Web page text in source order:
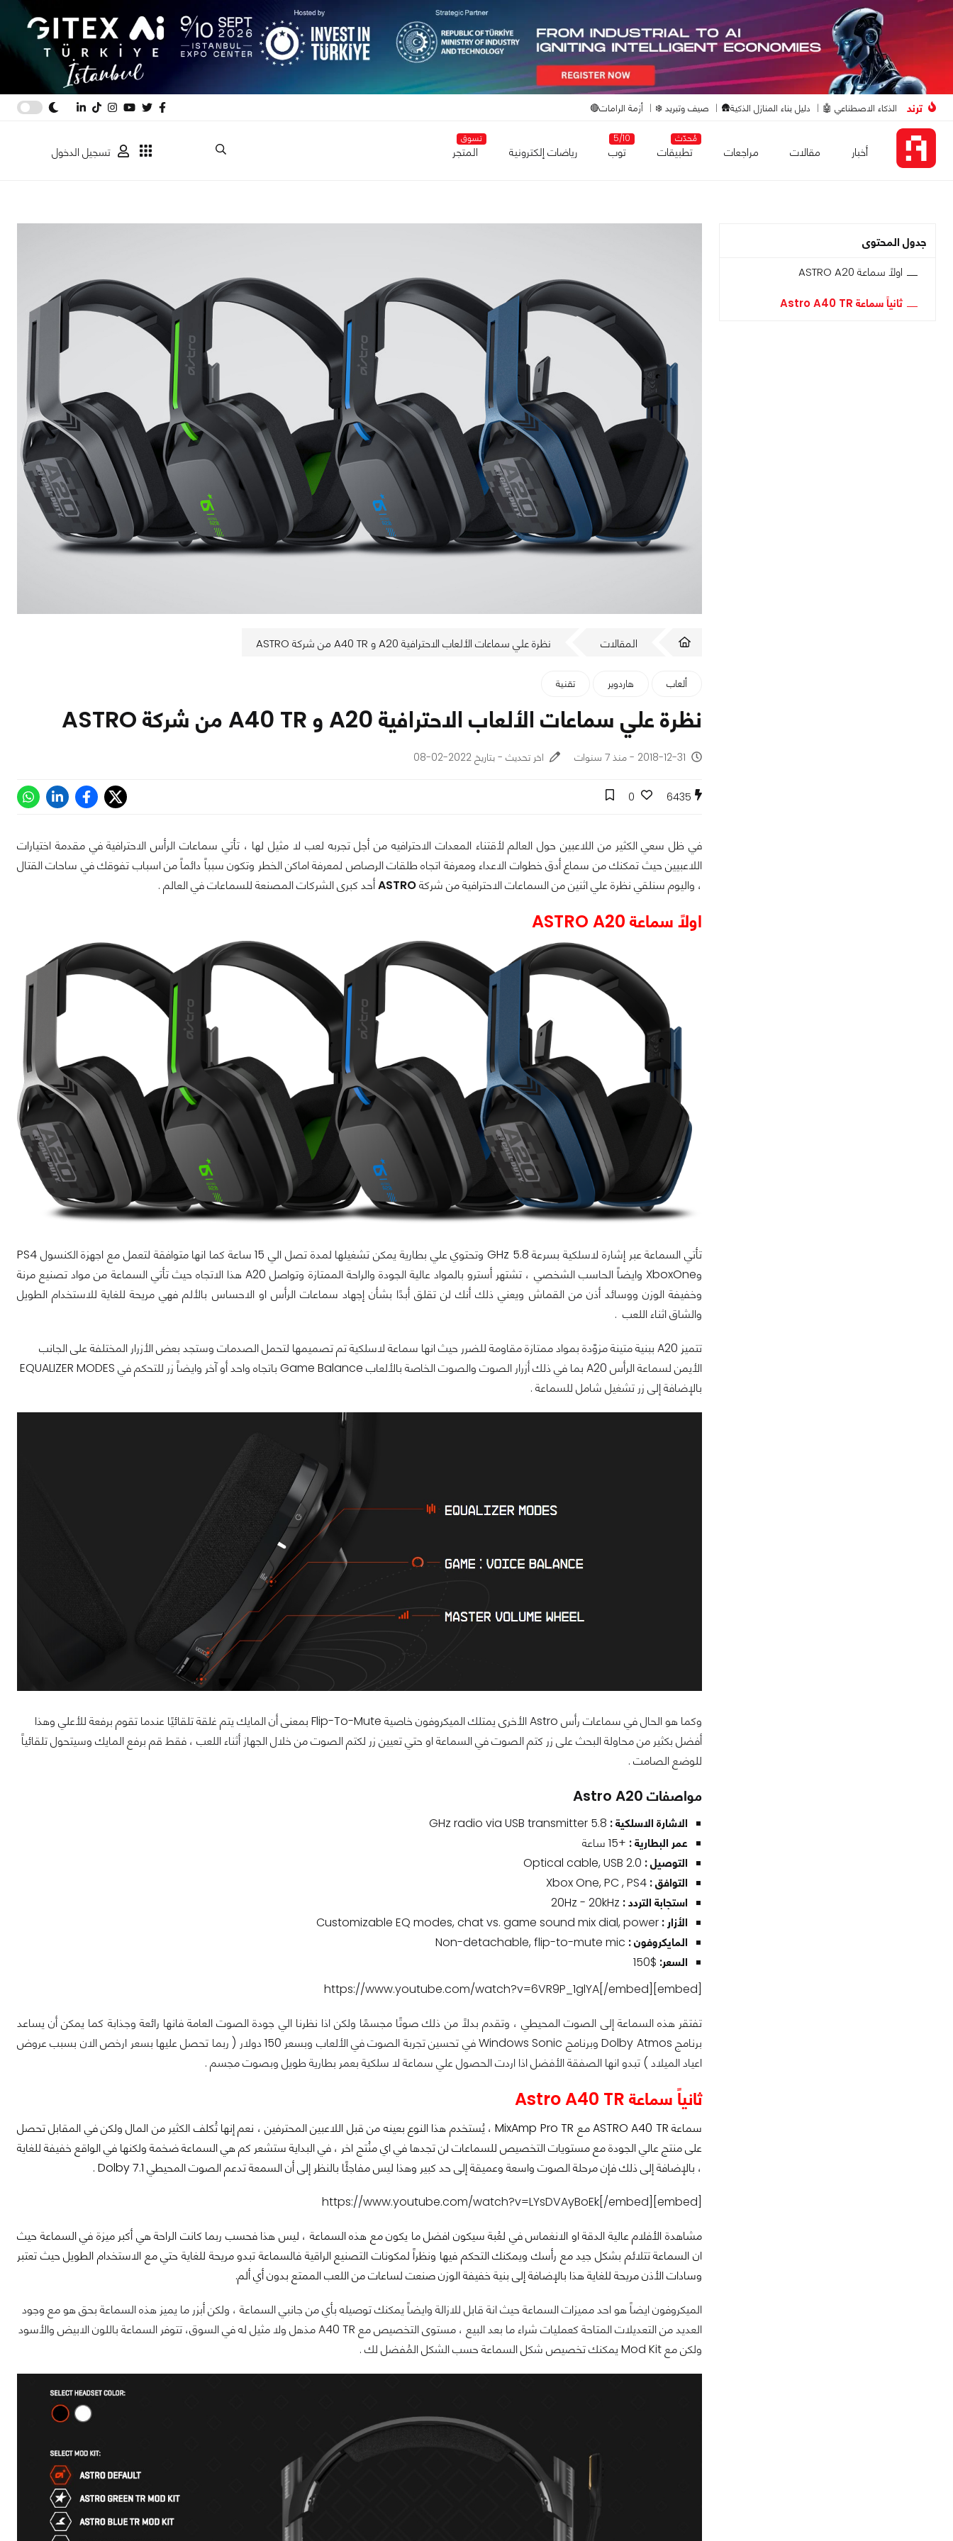
ترند الذكاء الاصطناعي 🤖 دليل بناء المنازل الذكية🛖 صيف وتبريد ❄️ أزمة الرامات🔴
أخبار مقالات مراجعات
مُحدّث
تطبيقات
5/10
توب رياضات إلكترونية
تسوق
المتجر تسجيل الدخول
جدول المحتوى
اولاً سماعة ASTRO A20
ثانياً سماعة Astro A40 TR
المقالات نظرة علي سماعات الألعاب الاحترافية A20 و A40 TR من شركة ASTRO
ألعاب هاردوير تقنية
نظرة علي سماعات الألعاب الاحترافية A20 و A40 TR من شركة ASTRO
2018-12-31 - منذ 7 سنوات اخر تحديث - بتاريخ 2022-02-08
6435
0
في ظل سعي الكثير من اللاعبين حول العالم لأقتناء المعدات الاحترافيه من أجل تجربه لعب لا مثيل لها ، تأتي سماعات الرأس الاحترافية في مقدمة اختيارات
اللاعبيين حيث تمكنك من سماع أدق خطوات الاعداء ومعرفة اتجاه طلقات الرصاص لمعرفة اماكن الخطر وتكون سبباً دائماً من اسباب تفوقك في ساحات القتال
، واليوم سنلقي نظرة علي اثنين من السماعات الاحترافية من شركةASTROأحد كبرى الشركات المصنعة للسماعات في العالم .
اولاً سماعة ASTRO A20
تأتي السماعة عبر إشارة لاسلكية بسرعة 5.8 GHz وتحتوي علي بطارية يمكن تشغيلها لمدة تصل الي 15 ساعة كما انها متوافقة لتعمل مع اجهزة الكنسول PS4
وXboxOne وايضاً الحاسب الشخصي ، تشتهر أسترو بالمواد عالية الجودة والراحة الممتازة وتواصل A20 هذا الاتجاه حيث تأتي السماعة من مواد تصنيع مرنة
وخفيفة الوزن ووسائد أذن من القماش ويعني ذلك أنك لن تقلق أبدًا بشأن إجهاد سماعات الرأس او الاحساس بالألم فهي مريحة للغاية للاستخدام الطويل
والشاق اثناء اللعب .
تتميز A20 ببنية متينة مزوّدة بمواد ممتازة مقاومة للضرر حيث انها سماعة لاسلكية تم تصميمها لتحمل الصدمات وستجد بعض الأزرار المختلفة على الجانب
الأيمن لسماعة الرأس A20 بما في ذلك أزرار الصوت والصوت الخاصة بالألعاب Game Balance باتجاه واحد أو آخر وايضاً زر للتحكم في EQUALIZER MODES
بالإضافة إلى زر تشغيل شامل للسماعة .
وكما هو الحال في سماعات رأس Astro الأخرى يمتلك الميكروفون خاصية Flip-To-Mute بمعنى أن المايك يتم غلقة تلقائيًا عندما تقوم برفعة للأعلي وهذا
أفضل بكثير من محاولة البحث على زر كتم الصوت في السماعة او حتي تعيين زر لكتم الصوت من خلال الجهاز أثناء اللعب ، فقط قم برفع المايك وسيتحول تلقائياً
للوضع الصامت .
مواصفات Astro A20
الاشارة الاسلكية :
عمر البطارية : +15 ساعة
التوصيل :
التوافق :
استجابة التردد :
الأزار :
المايكروفون :
السعر: $150
تفتقر هذه السماعة إلى الصوت المحيطي ، وتقدم بدلاً من ذلك صوتًا مجسمًا ولكن اذا نظرنا الي جودة الصوت العامة فانها رائعة وجذابة كما يمكن أن يساعد
برنامج Dolby Atmos وبرنامج Windows Sonic في تحسين تجربة الصوت في الألعاب وبسعر 150 دولار ( ربما تحصل عليها بسعر ارخص الان بسبب عروض
اعياد الميلاد ) تبدو انها الصفقة الأفضل اذا اردت الحصول علي سماعة لا سلكية بعمر بطارية طويل وبصوت مجسم .
ثانياً سماعة Astro A40 TR
سماعة ASTRO A40 TR مع MixAmp Pro TR ، يُستخدم هذا النوع بعينه من قبل اللاعبين المحترفين ، نعم إنها تُكلف الكثير من المال ولكن في المقابل تحصل
على منتج عالي الجودة مع مستويات التخصيص للسماعات لن تجدها في اي منُتج اخر ، في البداية ستشعر كم هي السماعة ضخمة ولكنها في الواقع خفيفة للغاية
، بالإضافة إلى ذلك فإن مرحلة الصوت واسعة وعميقة إلى حد كبير وهذا ليس مفاجئًا بالنظر إلى أن السمعة تدعم الصوت المحيطي Dolby 7.1 .
مشاهدة الأفلام عالية الدقة او الانغماس في لعُبة سيكون افضل ما يكون مع هذه السماعة ، ليس هذا فحسب ربما كانت الراحة هي أكبر ميزة في السماعة حيث
ان السماعة تتلائم بشكل جيد مع رأسك ويمكنك التحكم فيها ونظراً لمكونات التصنيع الراقية فالسماعة تبدو مريحة للغاية حتي مع الاستخدام الطويل حيث تعتبر
وسادات الأذن مريحة للغاية هذا بالإضافة إلى بنية خفيفة الوزن صنعت لساعات من اللعب الممتع بدون أي ألم.
الميكروفون ايضاً هو احد مميزات السماعة حيث انة قابل للازالة وايضاً يمكنك توصيله بأي من جانبي السماعة ، ولكن أبزر ما يميز هذه السماعة بحق هو مع وجود
العديد من التعديلات المتاحة كعمليات شراء ما بعد البيع ، مستوى التخصيص مع A40 TR مذهل ولا مثيل له في السوق، تتوفر السماعة باللون الابيض والأسود
ولكن مع Mod Kit يمكنك تخصيص شكل السماعة حسب الشكل المُفضل لك .